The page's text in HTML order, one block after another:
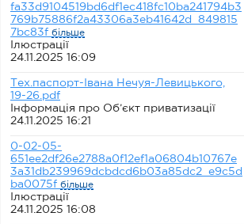
fa33d9104519bd6df1ec418fc10ba241794b3
769b75886f2a43306a3eb41642d_849815
7bc83f більше
Ілюстрації
24.11.2025 16:09
Тех.паспорт-Івана Нечуя-Левицького,
19-26.pdf
Інформація про Об’єкт приватизації
24.11.2025 16:21
0-02-05-
651ee2df26e2788a0f12ef1a06804b10767e
3a31db239969dcbdcd6b03a85dc2_e9c5d
ba0075f більше
Ілюстрації
24.11.2025 16:08